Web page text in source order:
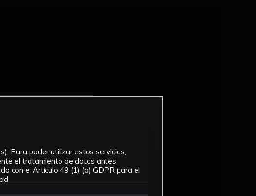
Para poder utilizar estos servicios,
el tratamiento de datos antes
con el Artículo 49 (1) (a) GDPR para el